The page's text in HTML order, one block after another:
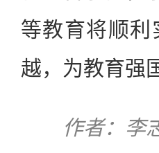
等教育将顺
越，为教育强
作者：李志